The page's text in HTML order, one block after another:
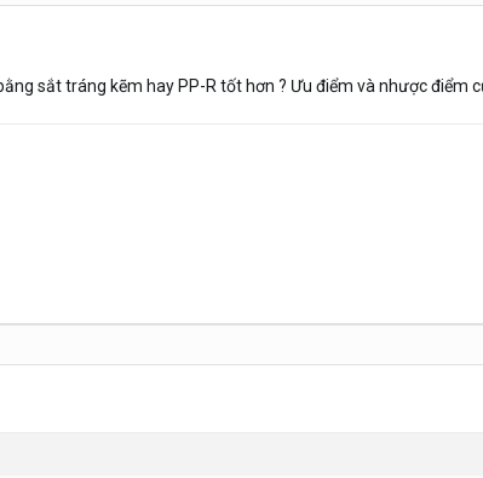
sắt tráng kẽm hay PP-R tốt hơn ? Ưu điểm và nhược điểm